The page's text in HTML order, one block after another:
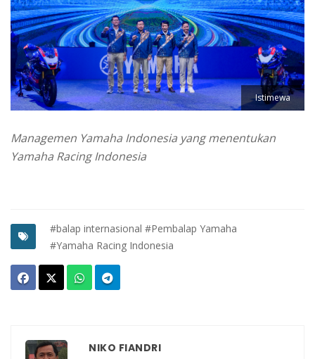
Istimewa
Managemen Yamaha Indonesia yang menentukan
Yamaha Racing Indonesia
#balap internasional #Pembalap Yamaha
#Yamaha Racing Indonesia
NIKO FIANDRI